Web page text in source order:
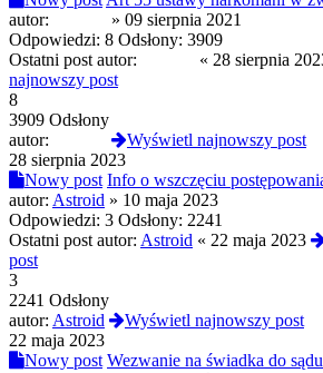
autor:
» 09 sierpnia 2021
Odpowiedzi: 8 Odsłony: 3909
Ostatni post autor:
« 28 sierpnia
najnowszy post
8
3909 Odsłony
autor:
Wyświetl najnowszy post
28 sierpnia 2023
Nowy post Info o wszczęciu
autor: Astroid » 10 maja 2023
Odpowiedzi: 3 Odsłony: 2241
Ostatni post autor: Astroid « 22 maja 2023
post
3
2241 Odsłony
autor: Astroid
Wyświetl najnowszy post
22 maja 2023
Nowy post Wezwanie na świadka do